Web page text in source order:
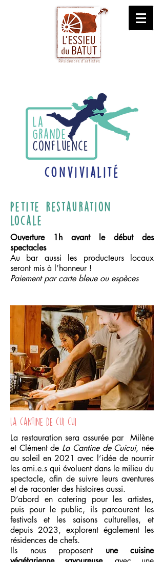
convivialité
Petite restauration
locale
Ouverture 1h avant le début des
spectacles
Au bar aussi les producteurs locaux
seront mis à l’honneur !
Paiement par carte bleue ou espèces
La cantine de cui cui
La restauration sera assurée par Milène
et Clément de La Cantine de Cuicui, née
au soleil en 2021 avec l’idée de nourrir
les ami.e.s qui évoluent dans le milieu du
spectacle, afin de suivre leurs aventures
et de raconter des histoires aussi.
D’abord en catering pour les artistes,
puis pour le public, ils parcourent les
festivals et les saisons culturelles, et
depuis 2023, explorent également les
résidences de chefs.
Ils nous proposent une cuisine